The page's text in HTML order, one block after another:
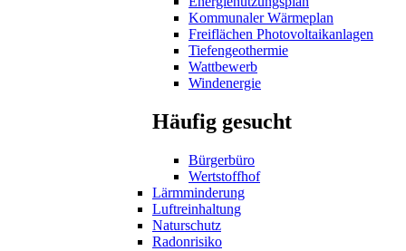
Kommunaler Wärmeplan
Freiflächen Photovoltaikanlagen
Tiefengeothermie
Wattbewerb
Windenergie
Häufig gesucht
Bürgerbüro
Wertstoffhof
Lärmminderung
Luftreinhaltung
Naturschutz
Radonrisiko